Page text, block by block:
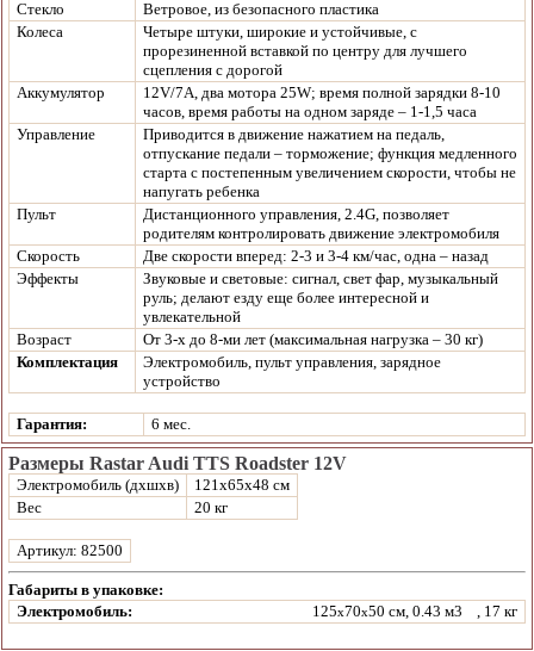
Стекло
Ветровое, из безопасного пластика
Колеса
Четыре штуки, широкие и устойчивые, с
прорезиненной вставкой по центру для лучшего
сцепления с дорогой
Аккумулятор
12V/7A, два мотора 25W; время полной зарядки 8-10
часов, время работы на одном заряде – 1-1,5 часа
Управление
Приводится в движение нажатием на педаль,
отпускание педали – торможение; функция медленного
старта с постепенным увеличением скорости, чтобы не
напугать ребенка
Пульт
Дистанционного управления, 2.4G, позволяет
родителям контролировать движение электромобиля
Скорость
Две скорости вперед: 2-3 и 3-4 км/час, одна – назад
Эффекты
Звуковые и световые: сигнал, свет фар, музыкальный
руль; делают езду еще более интересной и
увлекательной
Возраст
От 3-х до 8-ми лет (максимальная нагрузка – 30 кг)
Комплектация
Электромобиль, пульт управления, зарядное
устройство
Гарантия: 6 мес.
Размеры Rastar Audi TTS Roadster 12V
Электромобиль (дхшхв)
121х65х48 см
Вес
20 кг
Артикул: 82500
Габариты в упаковке:
Электромобиль:
125x70x50 см, 0.43 м3 , 17 кг